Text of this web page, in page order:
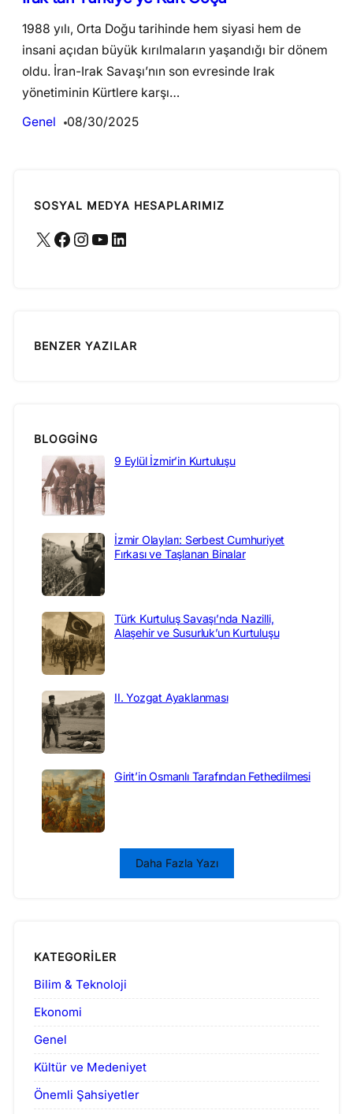
1988 yılı, Orta Doğu tarihinde hem siyasi hem de
insani açıdan büyük kırılmaların yaşandığı bir dönem
oldu. İran-Irak Savaşı’nın son evresinde Irak
yönetiminin Kürtlere karşı…
Genel
08/30/2025
SOSYAL MEDYA HESAPLARIMIZ
X Facebook Instagram YouTube LinkedIn
BENZER YAZILAR
BLOGGING
9 Eylül İzmir’in Kurtuluşu
İzmir Olayları: Serbest Cumhuriyet
Fırkası ve Taşlanan Binalar
Türk Kurtuluş Savaşı’nda Nazilli,
Alaşehir ve Susurluk’un Kurtuluşu
II. Yozgat Ayaklanması
Girit’in Osmanlı Tarafından Fethedilmesi
Daha Fazla Yazı
KATEGORILER
Bilim & Teknoloji
Ekonomi
Genel
Kültür ve Medeniyet
Önemli Şahsiyetler